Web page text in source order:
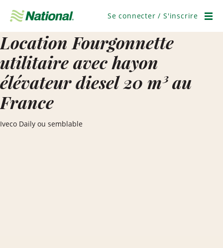
navigation
Se connecter / S'inscrire
Location Fourgonnette
utilitaire avec hayon
élévateur diesel 20 m³ au
France
Iveco Daily ou semblable